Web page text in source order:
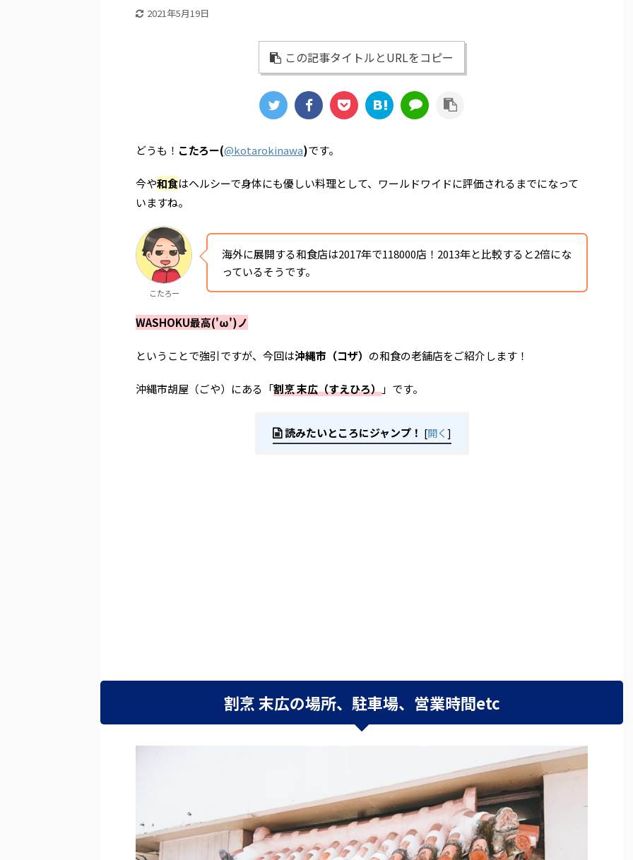
2021年5月19日
この記事タイトルとURLをコピー
どうも！ こたろー(@kotarokinawa)です。
今や和食はヘルシーで身体にも優しい料理として、ワールドワイドに評価されるまでになって
いますね。
こたろー
海外に展開する和食店は2017年で118000店！2013年と比較すると2倍にな
っているそうです。
WASHOKU最高('ω')ノ
ということで強引ですが、今回は沖縄市（コザ） の和食の老舗店をご紹介します！
沖縄市胡屋（ごや）にある「割烹 末広（すえひろ）」です。
読みたいところにジャンプ！ [開く]
割烹 末広の場所、駐車場、営業時間etc